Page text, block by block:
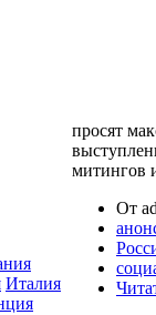
Италия
просят
митингов
От